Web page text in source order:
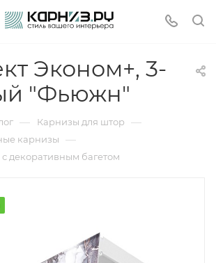
Эконом+, 3-
"Фьюжн"
— Карнизы для штор —
карнизы —
декоративным багетом